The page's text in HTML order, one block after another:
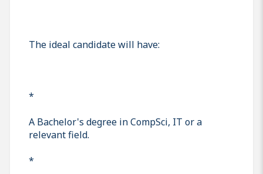
The ideal candidate will have:
*
A Bachelor's degree in CompSci, IT or a
relevant field.
*